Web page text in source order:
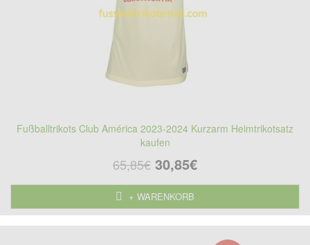
Fußballtrikots Club América 2023-2024 Kurzarm Heimtrikotsatz
kaufen
65,85€ 30,85€
+ WARENKORB